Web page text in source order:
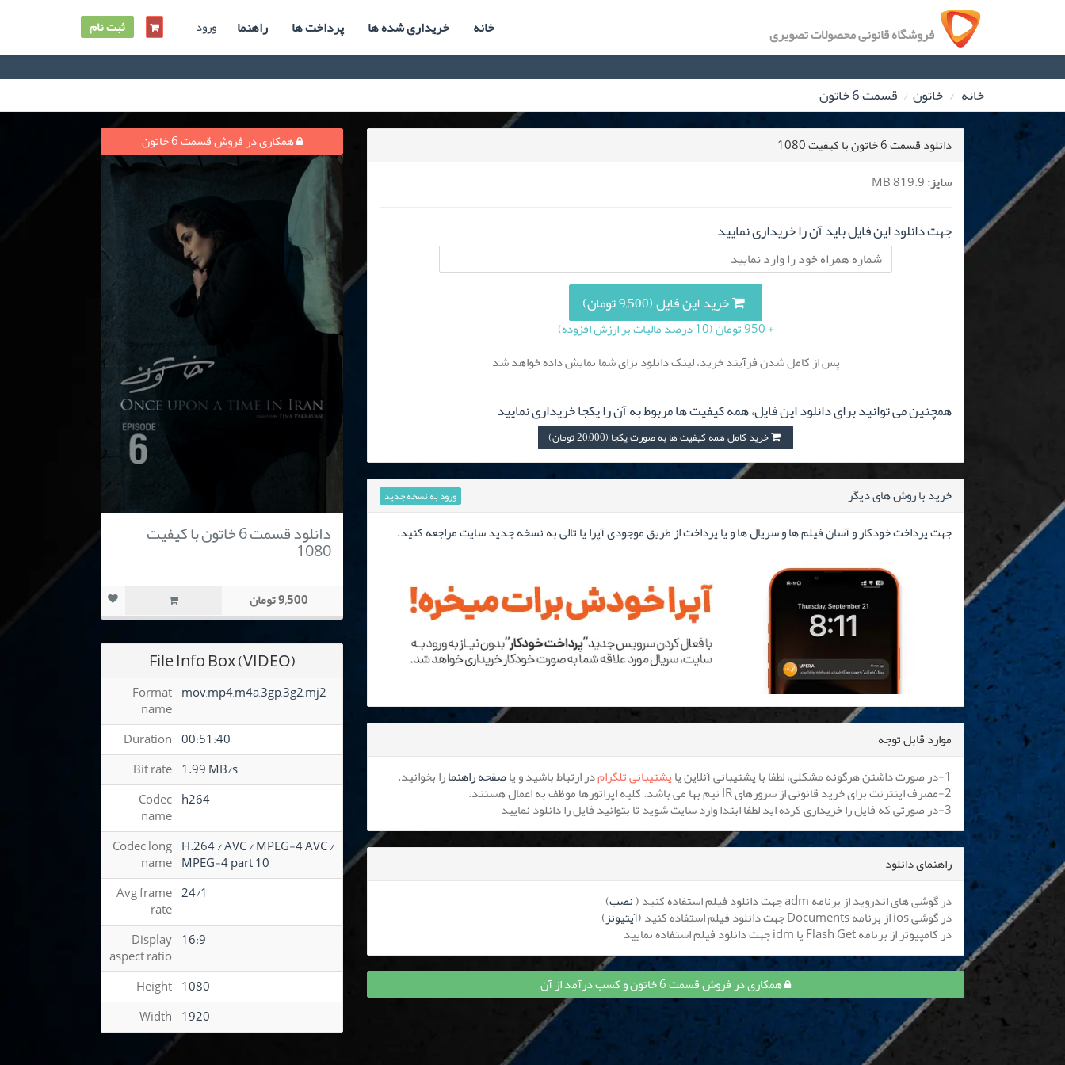
فروشگاه قانونی محصولات تصویری خانه خریداری شده ها پرداخت ها راهنما ورود ثبت نام
خانه خاتون قسمت 6 خاتون
دانلود قسمت 6 خاتون با کیفیت 1080
سایز:
جهت دانلود این فایل باید آن را خریداری نمایید
خرید این فایل (9,500 تومان)
+ 950 تومان (10 درصد مالیات بر ارزش افزوده)
پس از کامل شدن فرآیند خرید، لینک دانلود برای شما نمایش داده خواهد شد
همچنین می توانید برای دانلود این فایل، همه کیفیت ها مربوط به آن را یکجا خریداری نمایید
خرید کامل همه کیفیت ها به صورت یکجا (20,000 تومان)
خرید با روش های دیگر ورود به نسخه جدید
جهت پرداخت خودکار و آسان فیلم ها و سریال ها و یا پرداخت از طریق موجودی آپرا یا تالی به نسخه جدید سایت مراجعه کنید.
موارد قابل توجه
1-در صورت داشتن هرگونه مشکلی، لطفا با پشتیبانی آنلاین یا
پشتیبانی تلگرامدر ارتباط باشید و یاصفحه راهنمارا بخوانید.
2-مصرف اینترنت برای خرید قانونی از سرورهای IR نیم بها می باشد. کلیه اپراتورها موظف به اعمال هستند.
3-در صورتی که فایل را خریداری کرده اید لطفا ابتدا وارد سایت شوید تا بتوانید فایل را دانلود نمایید
راهنمای دانلود
در گوشی های اندروید از برنامه adm جهت دانلود فیلم استفاده کنید (
نصب)
در گوشی ios از برنامه Documents جهت دانلود فیلم استفاده کنید ( آیتیونز)
در کامپیوتر از برنامه Flash Get یا idm جهت دانلود فیلم استفاده نمایید
همکاری در فروش قسمت 6 خاتون و کسب درآمد از آن
همکاری در فروش قسمت 6 خاتون
دانلود قسمت 6 خاتون با کیفیت
1080
9,500 تومان
File Info Box (VIDEO)
Format
name
mov,mp4,m4a,3gp,3g2,mj2
Duration 00:51:40
Bit rate 1.99 MB/s
Codec
name
h264
Codec long
name
H.264 / AVC / MPEG-4 AVC /
MPEG-4 part 10
Avg frame
rate
24/1
Display
aspect ratio
16:9
Height 1080
Width 1920